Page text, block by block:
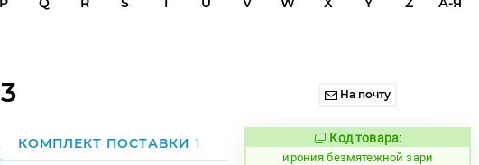
На почту
КОМПЛЕКТ ПОСТАВКИ1 Код товара:
1094278 Код товара:
ирония безмятежной зари